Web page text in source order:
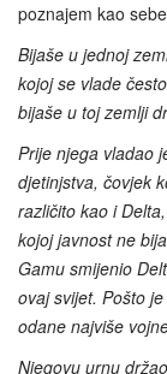
poznajem kao
Bijaše u jednoj
kojoj se vlade
bijaše u toj zemlji
Prije njega vladao
djetinjstva, čovjek
različito kao i
kojoj javnost ne
Gamu smijenio
ovaj svijet. Pošto
odane najviše
Njegovu urnu